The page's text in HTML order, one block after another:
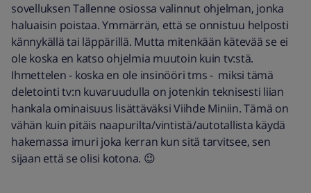
sovelluksen Tallenne osiossa valinnut ohjelman, jonka
haluaisin poistaa. Ymmärrän, että se onnistuu helposti
kännykällä tai läppärillä. Mutta mitenkään kätevää se ei
ole koska en katso ohjelmia muutoin kuin tv:stä.
Ihmettelen - koska en ole insinööri tms - miksi tämä
deletointi tv:n kuvaruudulla on jotenkin teknisesti liian
hankala ominaisuus lisättäväksi Viihde Miniin. Tämä on
vähän kuin pitäis naapurilta/vintistä/autotallista käydä
hakemassa imuri joka kerran kun sitä tarvitsee, sen
sijaan että se olisi kotona. 😉